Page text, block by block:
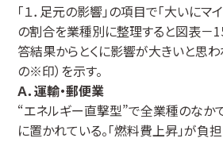
「１．足元の影響」の項目で「大いにマ
の割合を業種別に整理すると図表－
答結果からとくに影響が大きいと思
の※印）を示す。
Ａ．運輸・郵便業
“エネルギー直撃型”で全業種のなか
に置かれている。「燃料費上昇」が負